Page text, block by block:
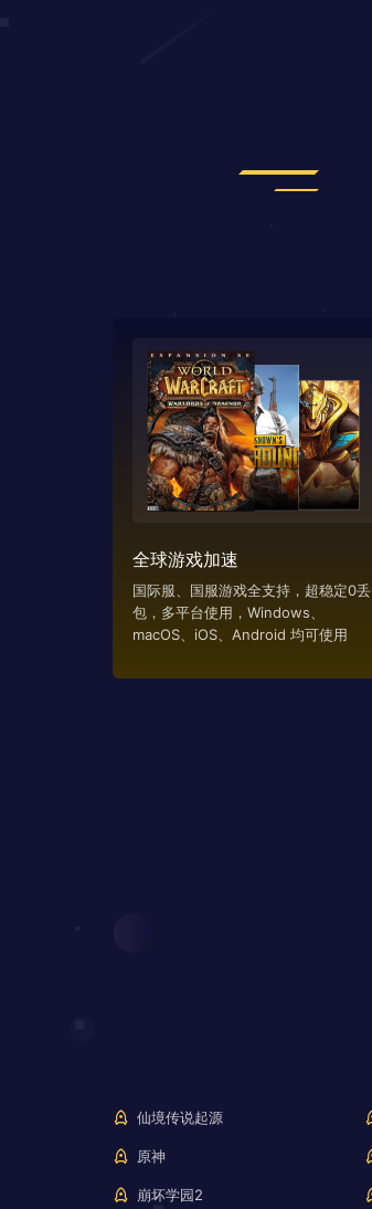
全球游戏加速
国际服、国服游戏全支持，超稳定0丢
包，多平台使用，Windows、
macOS、iOS、Android 均可使用
仙境传说起源
原神
崩坏学园2